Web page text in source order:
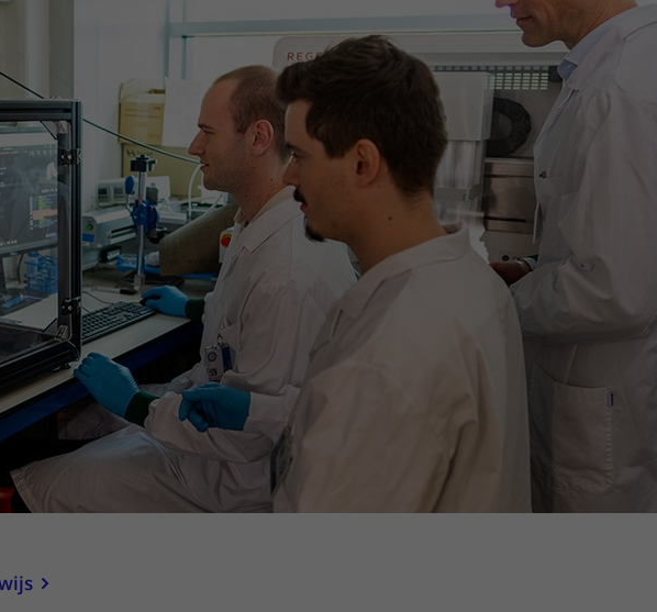
Contact met verpleegafdeling
Het Wilhelmina
Kinderziekenhuis